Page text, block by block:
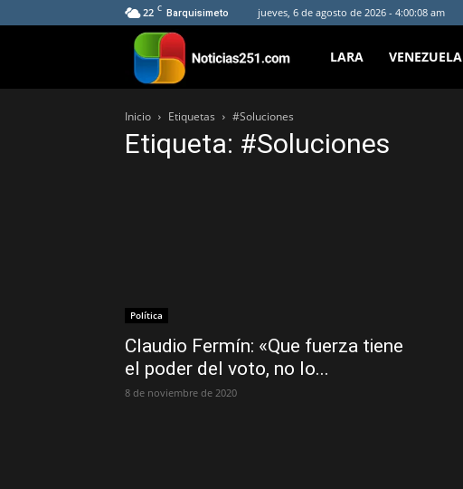
22 C Barquisimeto jueves, 6 de agosto de 2026 - 4:00:08 am
Noticias251
LARA VENEZUELA
Inicio Etiquetas #Soluciones
Etiqueta: #Soluciones
Política
Claudio Fermín: «Que fuerza tiene
el poder del voto, no lo...
8 de noviembre de 2020